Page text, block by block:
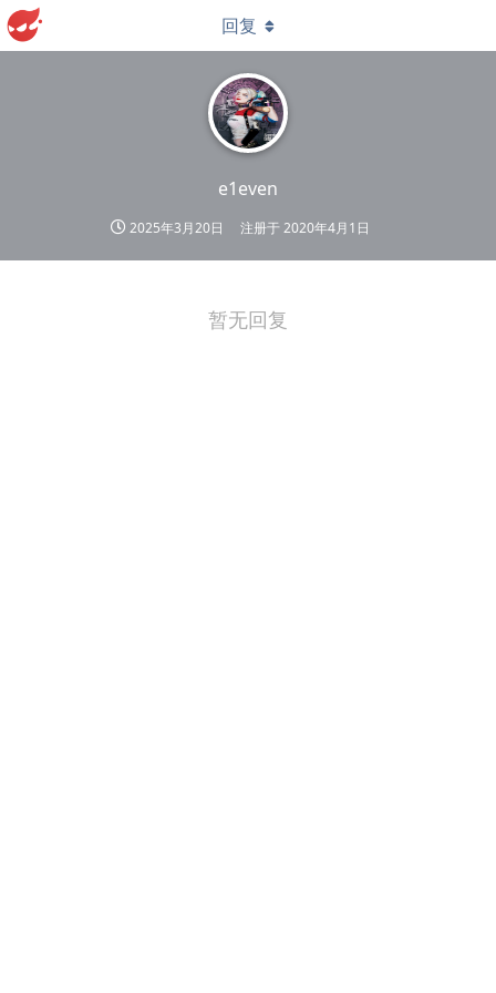
e1even
2025年3月20日 注册于2020年4月1日
回复
暂无回复